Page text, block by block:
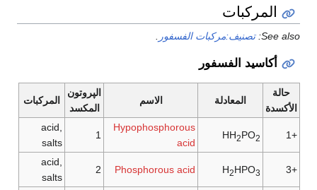
المركبات
See also: تصنيف:مركبات الفسفور
أكاسيد الفسفور
حالة
الأكسدة
المعادلة الاسم
الپروتون
المكسد
المركبات
+1
HH2PO2
Hypophosphorous
acid
1
acid,
salts
+3
H2HPO3
Phosphorous acid
2
acid,
salts